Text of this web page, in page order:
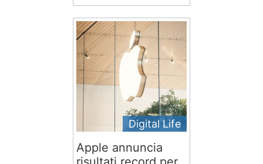
Digital Life
Apple annuncia